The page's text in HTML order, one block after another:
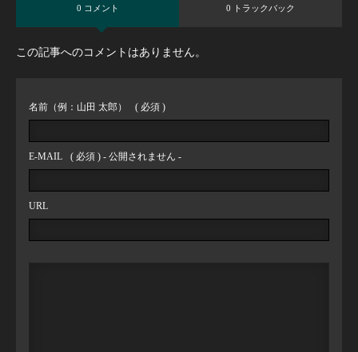
0 コメント 0 トラックバック
この記事へのコメントはありません。
名前（例：山田 太郎） ( 必須 )
E-MAIL ( 必須 ) - 公開されません -
URL